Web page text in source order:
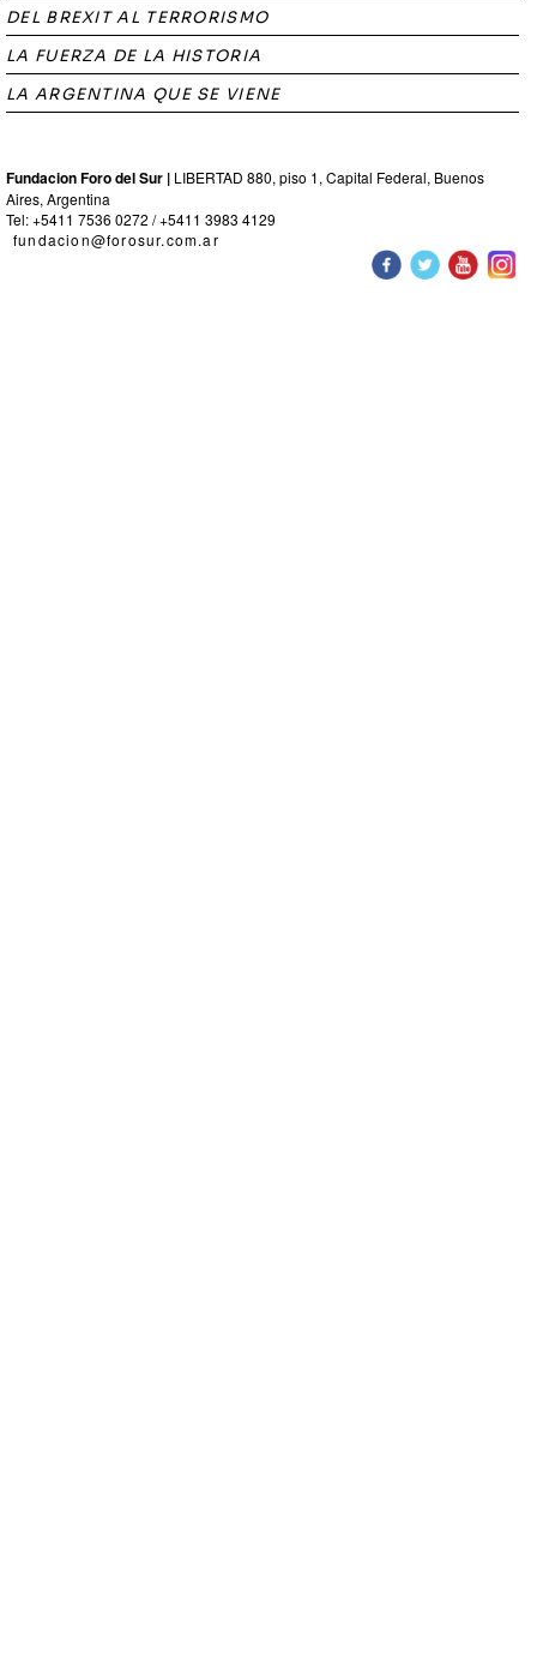
DEL BREXIT AL TERRORISMO
LA FUERZA DE LA HISTORIA
LA ARGENTINA QUE SE VIENE
Fundacion Foro del Sur | LIBERTAD 880, piso 1, Capital Federal, Buenos
Aires, Argentina
Tel: +5411 7536 0272 / +5411 3983 4129
fundacion@forosur.com.ar